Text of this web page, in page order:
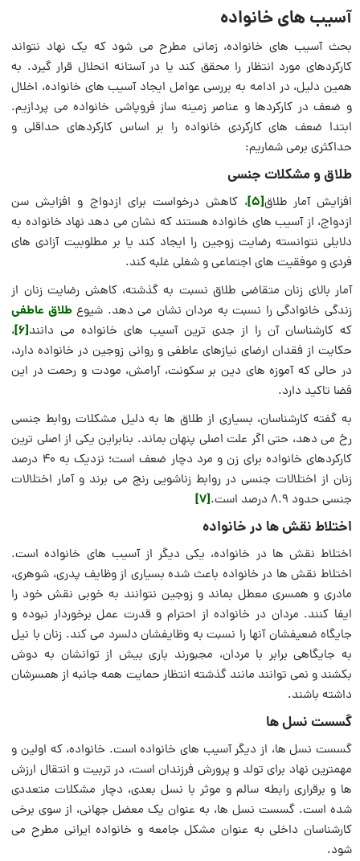
آسیب های خانواده
بحث آسیب های خانواده، زمانی مطرح می شود که یک نهاد نتواند
کارکردهای مورد انتظار را محقق کند یا در آستانه انحلال قرار گیرد. به
همین دلیل، در ادامه به بررسی عوامل ایجاد آسیب های خانواده، اخلال
و ضعف در کارکردها و عناصر زمینه ساز فروپاشی خانواده می پردازیم.
ابتدا ضعف های کارکردی خانواده را بر اساس کارکردهای حداقلی و
حداکثری برمی شماریم:
طلاق و مشکلات جنسی
افزایش آمار طلاق[5]
، کاهش درخواست برای ازدواج و افزایش سن
ازدواج، از آسیب های خانواده هستند که نشان می دهد نهاد خانواده به
دلایلی نتوانسته رضایت زوجین را ایجاد کند یا بر مطلوبیت آزادی های
فردی و موفقیت های اجتماعی و شغلی غلبه کند.
آمار بالای زنان متقاضی طلاق نسبت به گذشته، کاهش رضایت زنان از
زندگی خانوادگی را نسبت به مردان نشان می دهد. شیوعطلاق عاطفی
که کارشناسان آن را از جدی ترین آسیب های خانواده می دانند[6] ،
حکایت از فقدان ارضای نیازهای عاطفی و روانی زوجین در خانواده دارد،
در حالی که آموزه های دین بر سکونت، آرامش، مودت و رحمت در این
فضا تاکید دارد.
به گفته کارشناسان، بسیاری از طلاق ها به دلیل مشکلات روابط جنسی
رخ می دهد، حتی اگر علت اصلی پنهان بماند. بنابراین یکی از اصلی ترین
کارکردهای خانواده برای زن و مرد دچار ضعف است؛ نزدیک به ۴۰ درصد
زنان از اختلالات جنسی در روابط زناشویی رنج می برند و آمار اختلالات
جنسی حدود ۸.۹ درصد است.
[7]
اختلاط نقش ها در خانواده
اختلاط نقش ها در خانواده، یکی دیگر از آسیب های خانواده است.
اختلاط نقش ها در خانواده باعث شده بسیاری از وظایف پدری، شوهری،
مادری و همسری معطل بماند و زوجین نتوانند به خوبی نقش خود را
ایفا کنند. مردان در خانواده از احترام و قدرت عمل برخوردار نبوده و
جایگاه ضعیفشان آنها را نسبت به وظایفشان دلسرد می کند. زنان با نیل
به جایگاهی برابر با مردان، مجبورند باری بیش از توانشان به دوش
بکشند و نمی توانند مانند گذشته انتظار حمایت همه جانبه از همسرشان
داشته باشند.
گسست نسل ها
گسست نسل ها، از دیگر آسیب های خانواده است. خانواده، که اولین و
مهمترین نهاد برای تولد و پرورش فرزندان است، در تربیت و انتقال ارزش
ها و برقراری رابطه سالم و موثر با نسل بعدی، دچار مشکلات متعددی
شده است. گسست نسل ها، به عنوان یک معضل جهانی، از سوی برخی
کارشناسان داخلی به عنوان مشکل جامعه و خانواده ایرانی مطرح می
شود.